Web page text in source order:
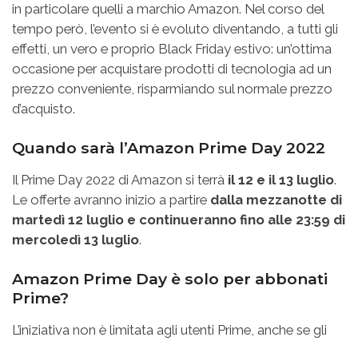
in particolare quelli a marchio Amazon. Nel corso del
tempo però, l’evento si è evoluto diventando, a tutti gli
effetti, un vero e proprio Black Friday estivo: un’ottima
occasione per acquistare prodotti di tecnologia ad un
prezzo conveniente, risparmiando sul normale prezzo
d’acquisto.
Quando sarà l’Amazon Prime Day 2022
Il Prime Day 2022 di Amazon si terrà il 12 e il 13 luglio.
Le offerte avranno inizio a partire dalla mezzanotte di
martedì 12 luglio e continueranno fino alle 23:59 di
mercoledì 13 luglio.
Amazon Prime Day è solo per abbonati
Prime?
L’iniziativa non è limitata agli utenti Prime, anche se gli